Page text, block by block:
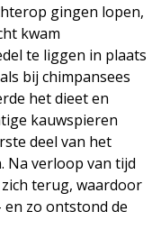
gingen lopen,
kwam
te liggen in plaats
bij chimpansees
het dieet en
kauwspieren
deel van het
Na verloop van tijd
terug, waardoor
zo ontstond de